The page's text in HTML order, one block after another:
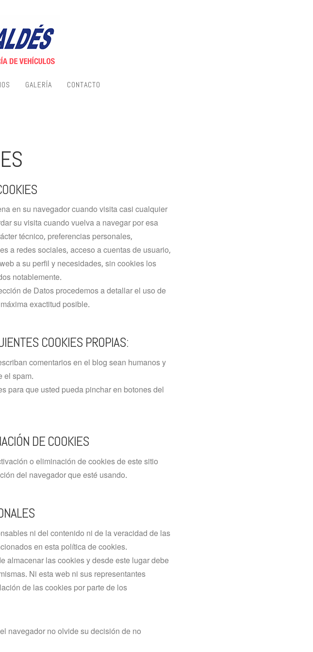
GALERÍA CONTACTO
en su navegador cuando visita casi cualquier
su visita cuando vuelva a navegar por esa
técnico, preferencias personales,
a redes sociales, acceso a cuentas de usuario,
a su perfil y necesidades, sin cookies los
notablemente.
de Datos procedemos a detallar el uso de
exactitud posible.
COOKIES PROPIAS:
comentarios en el blog sean humanos y
el spam.
para que usted pueda pinchar en botones del
DE COOKIES
o eliminación de cookies de este sitio
del navegador que esté usando.
ni del contenido ni de la veracidad de las
en esta política de cookies.
almacenar las cookies y desde este lugar debe
Ni esta web ni sus representantes
de las cookies por parte de los
navegador no olvide su decisión de no